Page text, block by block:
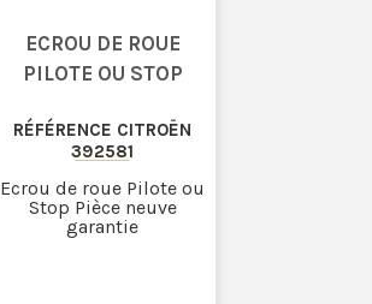
ECROU DE ROUE
PILOTE OU STOP
RÉFÉRENCE CITROËN
392581
Ecrou de roue Pilote ou
Stop Pièce neuve
garantie